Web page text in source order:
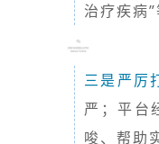
治疗疾病”
三是严厉
严；平台
唆、帮助